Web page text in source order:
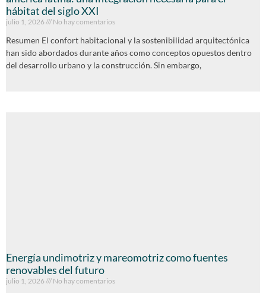
hábitat del siglo XXI
julio 1, 2026 No hay comentarios
Resumen El confort habitacional y la sostenibilidad arquitectónica
han sido abordados durante años como conceptos opuestos dentro
del desarrollo urbano y la construcción. Sin embargo,
Energía undimotriz y mareomotriz como fuentes
renovables del futuro
julio 1, 2026 No hay comentarios